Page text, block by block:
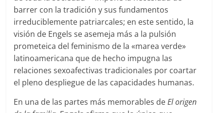
barrer con la tradición y sus fundamentos
irreduciblemente patriarcales; en este sentido, la
visión de Engels se asemeja más a la pulsión
prometeica del feminismo de la «marea verde»
latinoamericana que de hecho impugna las
relaciones sexoafectivas tradicionales por coartar
el pleno despliegue de las capacidades humanas.
En una de las partes más memorables deEl origen